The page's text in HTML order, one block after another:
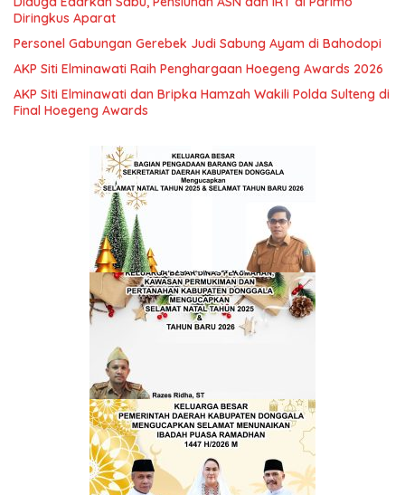
Diringkus Aparat
Personel Gabungan Gerebek Judi Sabung Ayam di Bahodopi
AKP Siti Elminawati Raih Penghargaan Hoegeng Awards 2026
AKP Siti Elminawati dan Bripka Hamzah Wakili Polda Sulteng di
Final Hoegeng Awards